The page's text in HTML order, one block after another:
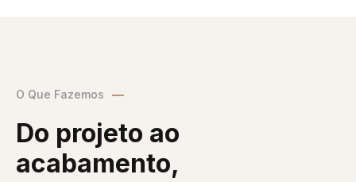
O Que Fazemos
Do projeto ao
acabamento,